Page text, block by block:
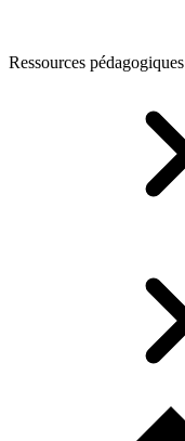
Ressources pédagogiques